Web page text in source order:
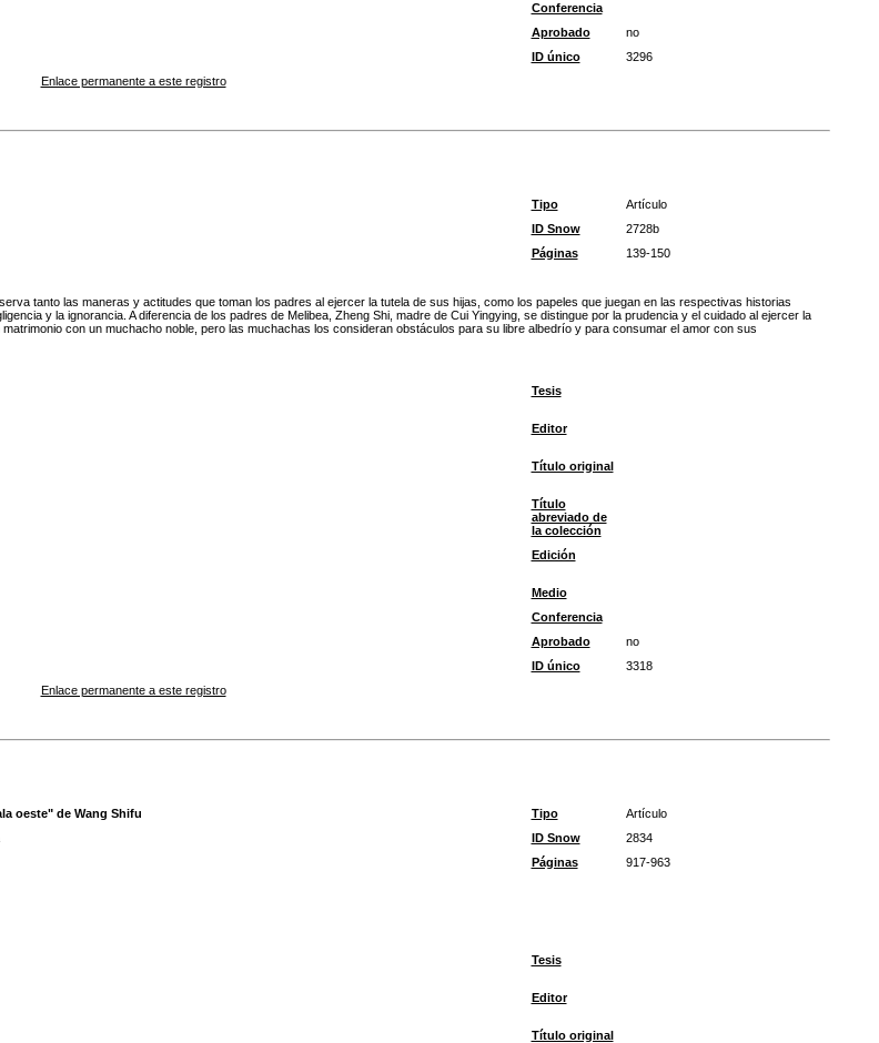
Conferencia
Aprobado
no
ID único
3296
Enlace permanente a este registro
Tipo
Artículo
ID Snow
2728b
Páginas
139-150
tanto las maneras y actitudes que toman los padres al ejercer la tutela de sus hijas, como los papeles que juegan en las respectivas historias
y la ignorancia. A diferencia de los padres de Melibea, Zheng Shi, madre de Cui Yingying, se distingue por la prudencia y el cuidado al ejercer la
con un muchacho noble, pero las muchachas los consideran obstáculos para su libre albedrío y para consumar el amor con sus
Tesis
Editor
Título original
Título
abreviado de
la colección
Edición
Medio
Conferencia
Aprobado
no
ID único
3318
Enlace permanente a este registro
oeste" de Wang Shifu Tipo
Artículo
ID Snow
2834
Páginas
917-963
Tesis
Editor
Título original